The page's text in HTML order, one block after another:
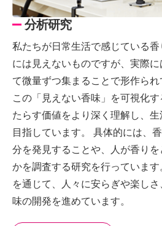
分析研究
私たちが日常生活で感じている香
には見えないものですが、実際
て微量ずつ集まることで形作られ
この「見えない香味」を可視化
たらす価値をより深く理解し、
目指しています。 具体的には、
分を発見することや、人が香り
かを調査する研究を行っていま
を通じて、人々に安らぎや楽し
味の開発を進めています。